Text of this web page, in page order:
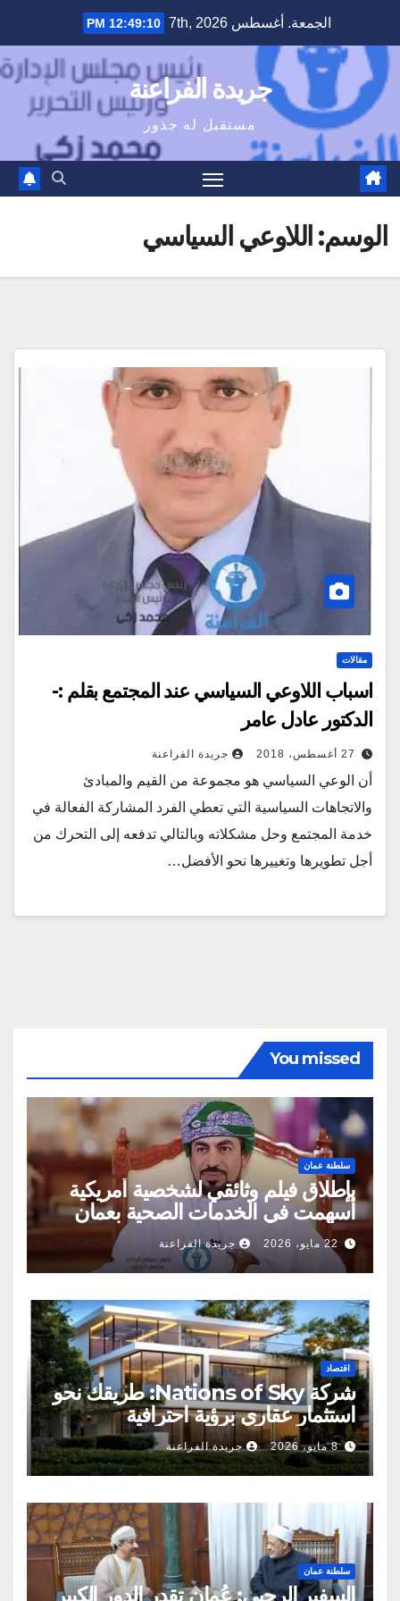
content
الجمعة. أغسطس 7th, 2026 12:49:10 PM
جريدة الفراعنة
مستقبل له جذور
الوسم: اللاوعي السياسي
مقالات
اسباب اللاوعي السياسي عند المجتمع بقلم :-
الدكتور عادل عامر
27 أغسطس، 2018 جريدة الفراعنة
أن الوعي السياسي هو مجموعة من القيم والمبادئ
والاتجاهات السياسية التي تعطي الفرد المشاركة الفعالة في
خدمة المجتمع وحل مشكلاته وبالتالي تدفعه إلى التحرك من
أجل تطويرها وتغييرها نحو الأفضل…
You missed
سلطنة عمان
بإطلاق فيلم وثائقي لشخصية أمريكية
أسهمت في الخدمات الصحية بعمان
22 مايو، 2026 جريدة الفراعنة
اقتصاد
شركة Nations of Sky: طريقك نحو
استثمار عقاري برؤية احترافية
8 مايو، 2026 جريدة الفراعنة
سلطنة عمان
السفير الرحبي: عُمان تقدر الدور الكبير